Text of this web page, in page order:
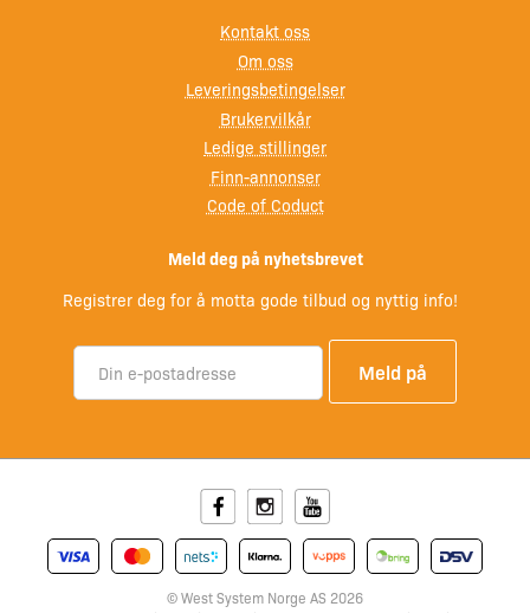
Kontakt oss
Om oss
Leveringsbetingelser
Brukervilkår
Ledige stillinger
Finn-annonser
Code of Coduct
Meld deg på nyhetsbrevet
Registrer deg for å motta gode tilbud og nyttig info!
© West System Norge AS 2026
FacebookInstagramYoutube